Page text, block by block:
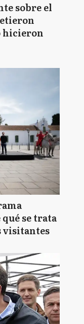
sobre el
hicieron
se trata
visitantes